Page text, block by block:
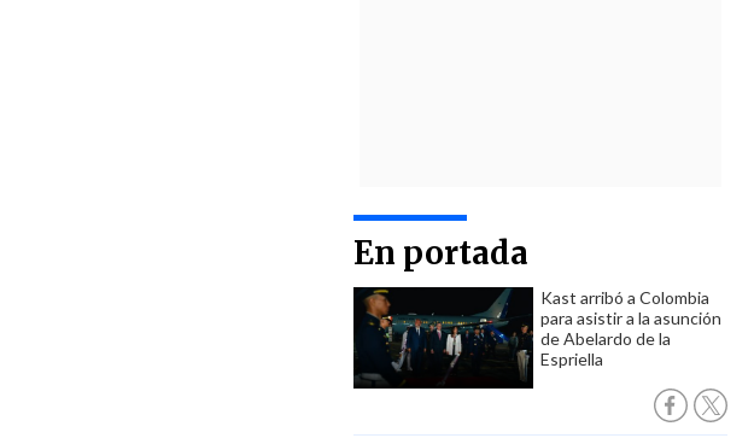
En portada
Kast arribó a Colombia
para asistir a la asunción
de Abelardo de la
Espriella